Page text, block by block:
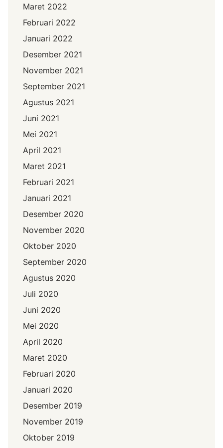
Maret 2022
Februari 2022
Januari 2022
Desember 2021
November 2021
September 2021
Agustus 2021
Juni 2021
Mei 2021
April 2021
Maret 2021
Februari 2021
Januari 2021
Desember 2020
November 2020
Oktober 2020
September 2020
Agustus 2020
Juli 2020
Juni 2020
Mei 2020
April 2020
Maret 2020
Februari 2020
Januari 2020
Desember 2019
November 2019
Oktober 2019